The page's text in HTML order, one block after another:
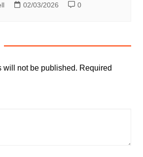
02/03/2026 0
will not be published. Required